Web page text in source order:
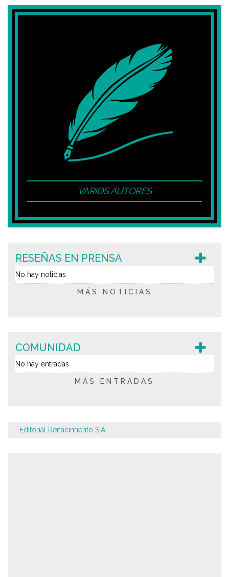
VARIOS AUTORES
RESEÑAS EN PRENSA
No hay noticias
MÁS NOTICIAS
COMUNIDAD
No hay entradas
MÁS ENTRADAS
Editorial Renacimiento S.A.